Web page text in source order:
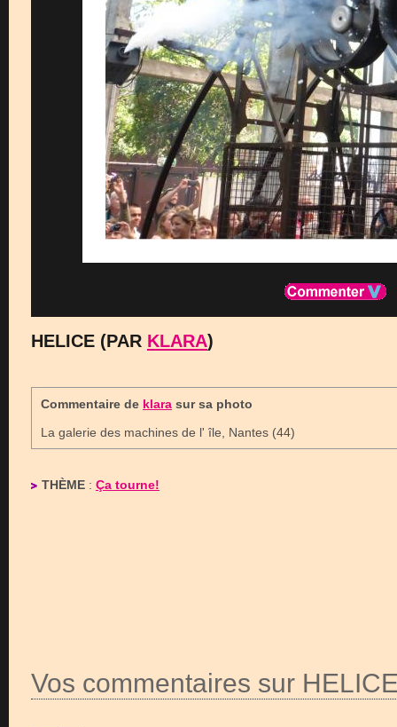
HELICE (PAR KLARA)
Commentaire de klara sur sa photo
La galerie des machines de l' île, Nantes (44)
THÈME : Ça tourne!
Vos commentaires sur